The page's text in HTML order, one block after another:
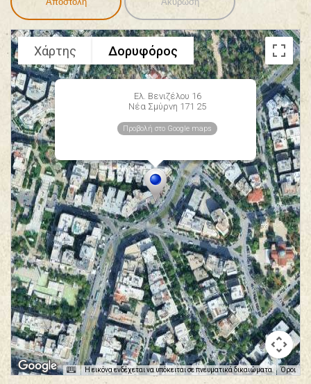
Ελ. Βενιζέλου 16
Νέα Σμύρνη 171 25
Προβολή στο Google maps
Χάρτης Δορυφόρος
Η εικόνα ενδέχεται να υπόκειται σε πνευματικά δικαιώματα Όροι